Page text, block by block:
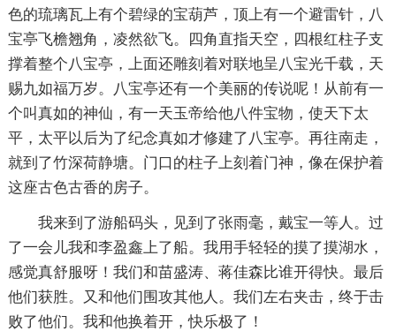
色的琉璃瓦上有个碧绿的宝葫芦，顶上有一个避雷针，八
宝亭飞檐翘角，凌然欲飞。四角直指天空，四根红柱子支
撑着整个八宝亭，上面还雕刻着对联地呈八宝光千载，天
赐九如福万岁。八宝亭还有一个美丽的传说呢！从前有一
个叫真如的神仙，有一天玉帝给他八件宝物，使天下太
平，太平以后为了纪念真如才修建了八宝亭。再往南走，
就到了竹深荷静塘。门口的柱子上刻着门神，像在保护着
这座古色古香的房子。
我来到了游船码头，见到了张雨毫，戴宝一等人。过
了一会儿我和李盈鑫上了船。我用手轻轻的摸了摸湖水，
感觉真舒服呀！我们和苗盛涛、蒋佳森比谁开得快。最后
他们获胜。又和他们围攻其他人。我们左右夹击，终于击
败了他们。我和他换着开，快乐极了！